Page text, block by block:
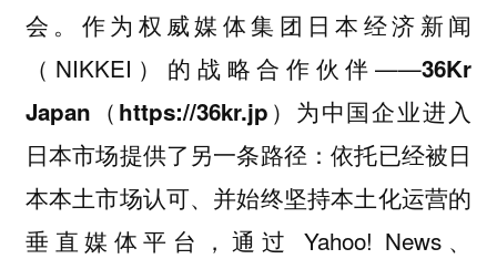
会。作为权威媒体集团日本经济新闻
（NIKKEI）的战略合作伙伴——36Kr
Japan（https://36kr.jp） 为中国企业进入
日本市场提供了另一条路径：依托已经被日
本本土市场认可、并始终坚持本土化运营的
垂直媒体平台，通过 Yahoo! News、